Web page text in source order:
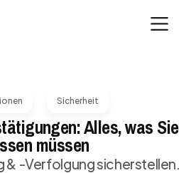
Sicherheit
Alles, was Sie
müssen
& -Verfolgung sicherstellen.